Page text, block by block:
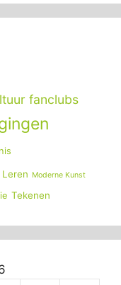
fanclubs
Leren Moderne Kunst
Tekenen